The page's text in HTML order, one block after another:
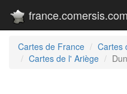
france.comersis.com
Cartes de France
Cartes
Cartes de l' Ariège
Dun